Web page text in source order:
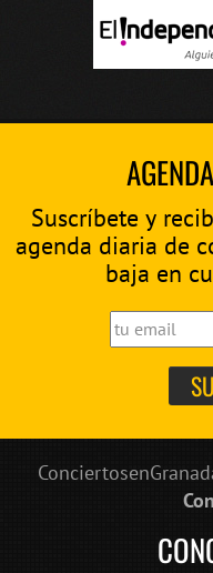
Suscríbete y
agenda diaria de
baja en